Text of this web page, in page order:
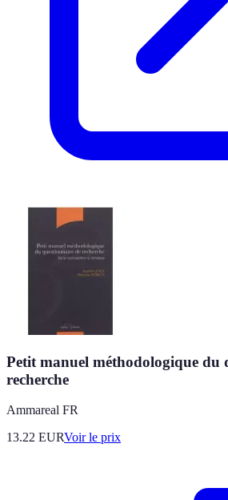
Petit manuel méthodologique du
recherche
Ammareal FR
13.22 EURVoir le prix